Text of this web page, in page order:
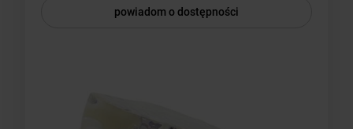
powiadom o dostępności